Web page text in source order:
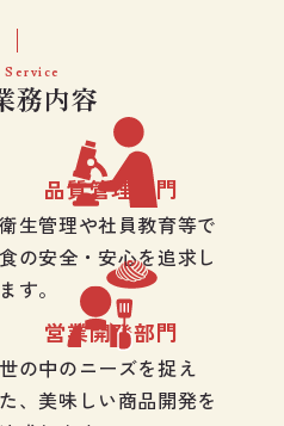
Service
務内容
品質管理部門
衛生管理や社員教育等で
食の安全・安心を追求し
ます。
営業開発部門
世の中のニーズを捉え
た、美味しい商品開発を